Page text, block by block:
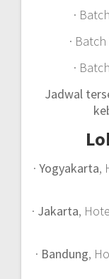
·
·
·
Jadwal
· Yogyakarta,
· Jakarta,
· Bandung,